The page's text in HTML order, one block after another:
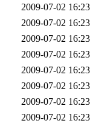
2009-07-02 16:23
2009-07-02 16:23
2009-07-02 16:23
2009-07-02 16:23
2009-07-02 16:23
2009-07-02 16:23
2009-07-02 16:23
2009-07-02 16:23